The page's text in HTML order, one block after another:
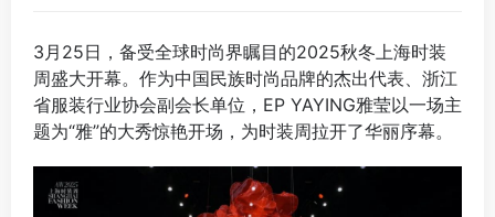
3月25日，备受全球时尚界瞩目的2025秋冬上海时装
周盛大开幕。作为中国民族时尚品牌的杰出代表、浙江
省服装行业协会副会长单位，EP YAYING雅莹以一场主
题为“雅”的大秀惊艳开场，为时装周拉开了华丽序幕。